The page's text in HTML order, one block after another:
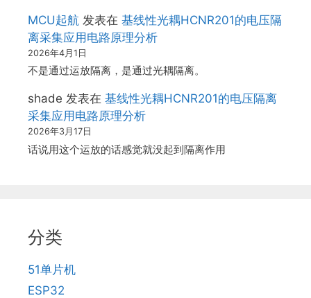
MCU起航 发表在 基线性光耦HCNR201的电压隔
离采集应用电路原理分析
2026年4月1日
不是通过运放隔离，是通过光耦隔离。
shade 发表在 基线性光耦HCNR201的电压隔离
采集应用电路原理分析
2026年3月17日
话说用这个运放的话感觉就没起到隔离作用
分类
51单片机
ESP32